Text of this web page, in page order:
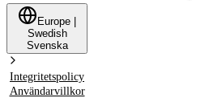
Europe
Swedish
Svenska
Integritetspolicy
Användarvillkor